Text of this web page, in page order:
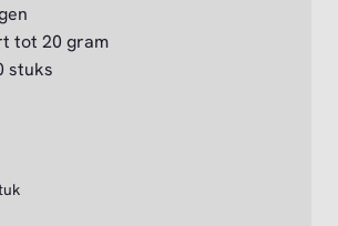
tot 20 gram
stuks